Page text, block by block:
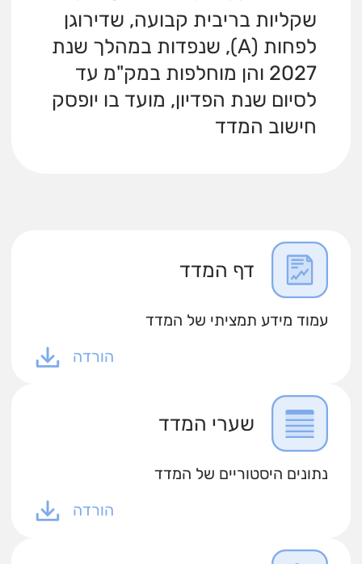
שקליות בריבית קבועה, שדירוגן
לפחות (A), שנפדות במהלך שנת
2027 והן מוחלפות במק"מ עד
לסיום שנת הפדיון, מועד בו יופסק
חישוב המדד
דף המדד
עמוד מידע תמציתי של המדד
הורדה
שערי המדד
נתונים היסטוריים של המדד
הורדה